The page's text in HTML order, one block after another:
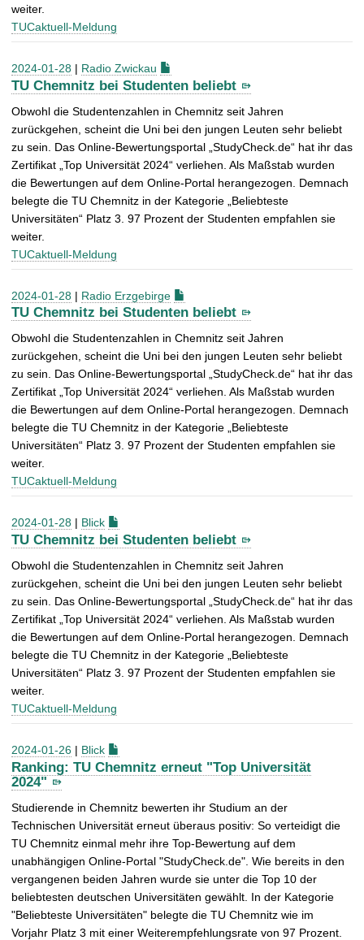
weiter.
TUCaktuell-Meldung
2024-01-28 | Radio Zwickau
TU Chemnitz bei Studenten beliebt
Obwohl die Studentenzahlen in Chemnitz seit Jahren
zurückgehen, scheint die Uni bei den jungen Leuten sehr beliebt
zu sein. Das Online-Bewertungsportal „StudyCheck.de“ hat ihr das
Zertifikat „Top Universität 2024“ verliehen. Als Maßstab wurden
die Bewertungen auf dem Online-Portal herangezogen. Demnach
belegte die TU Chemnitz in der Kategorie „Beliebteste
Universitäten“ Platz 3. 97 Prozent der Studenten empfahlen sie
weiter.
TUCaktuell-Meldung
2024-01-28 | Radio Erzgebirge
TU Chemnitz bei Studenten beliebt
Obwohl die Studentenzahlen in Chemnitz seit Jahren
zurückgehen, scheint die Uni bei den jungen Leuten sehr beliebt
zu sein. Das Online-Bewertungsportal „StudyCheck.de“ hat ihr das
Zertifikat „Top Universität 2024“ verliehen. Als Maßstab wurden
die Bewertungen auf dem Online-Portal herangezogen. Demnach
belegte die TU Chemnitz in der Kategorie „Beliebteste
Universitäten“ Platz 3. 97 Prozent der Studenten empfahlen sie
weiter.
TUCaktuell-Meldung
2024-01-28 | Blick
TU Chemnitz bei Studenten beliebt
Obwohl die Studentenzahlen in Chemnitz seit Jahren
zurückgehen, scheint die Uni bei den jungen Leuten sehr beliebt
zu sein. Das Online-Bewertungsportal „StudyCheck.de“ hat ihr das
Zertifikat „Top Universität 2024“ verliehen. Als Maßstab wurden
die Bewertungen auf dem Online-Portal herangezogen. Demnach
belegte die TU Chemnitz in der Kategorie „Beliebteste
Universitäten“ Platz 3. 97 Prozent der Studenten empfahlen sie
weiter.
TUCaktuell-Meldung
2024-01-26 | Blick
Ranking: TU Chemnitz erneut "Top Universität
2024"
Studierende in Chemnitz bewerten ihr Studium an der
Technischen Universität erneut überaus positiv: So verteidigt die
TU Chemnitz einmal mehr ihre Top-Bewertung auf dem
unabhängigen Online-Portal "StudyCheck.de". Wie bereits in den
vergangenen beiden Jahren wurde sie unter die Top 10 der
beliebtesten deutschen Universitäten gewählt. In der Kategorie
"Beliebteste Universitäten" belegte die TU Chemnitz wie im
Vorjahr Platz 3 mit einer Weiterempfehlungsrate von 97 Prozent.